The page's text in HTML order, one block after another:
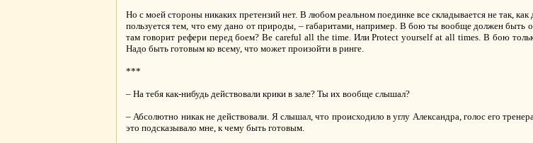
Но с моей стороны никаких претензий нет. В любом реальном поединке все складывается не так,
пользуется тем, что ему дано от природы, – габаритами, например. В бою ты вообще должен
там говорит рефери перед боем? Be careful all the time. Или Protect yourself at all times. В бою
Надо быть готовым ко всему, что может произойти в ринге.
***
– На тебя как-нибудь действовали крики в зале? Ты их вообще слышал?
– Абсолютно никак не действовали. Я слышал, что происходило в углу Александра, голос его
это подсказывало мне, к чему быть готовым.